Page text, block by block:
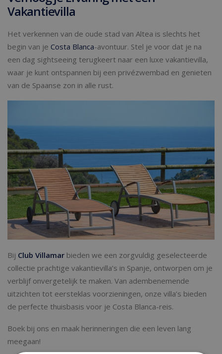
Vakantievilla
Het verkennen van de oude stad van Altea is slechts het
begin van je Costa Blanca-avontuur. Stel je voor dat je na
een dag sightseeing terugkeert naar een luxe vakantievilla,
waar je kunt ontspannen bij een privézwembad en genieten
van de Spaanse zon in alle rust.
Bij Club Villamar bieden we een zorgvuldig geselecteerde
collectie prachtige vakantievilla’s in Spanje, ontworpen om je
verblijf onvergetelijk te maken. Van adembenemende
uitzichten tot eersteklas voorzieningen, onze villa’s bieden
de perfecte thuisbasis voor je Costa Blanca-reis.
Boek bij ons en maak herinneringen die een leven lang
meegaan!